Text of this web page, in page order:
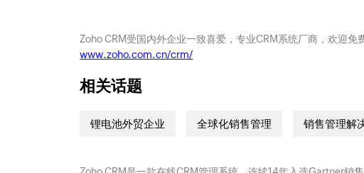
Zoho CRM受国内外企业一致喜爱，专业CRM系统厂商，欢迎免
www.zoho.com.cn/crm/
相关话题
锂电池外贸企业 全球化销售管理 销售管理解